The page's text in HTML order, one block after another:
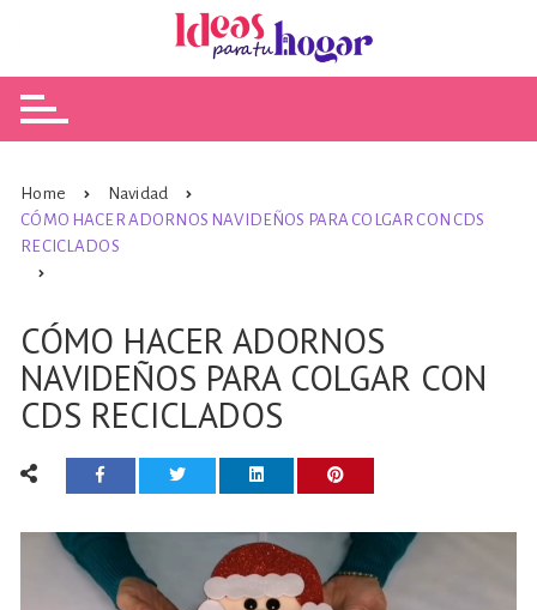
Home
Navidad
CÓMO HACER ADORNOS NAVIDEÑOS PARA COLGAR CON CDS
RECICLADOS
CÓMO HACER ADORNOS
NAVIDEÑOS PARA COLGAR CON
CDS RECICLADOS